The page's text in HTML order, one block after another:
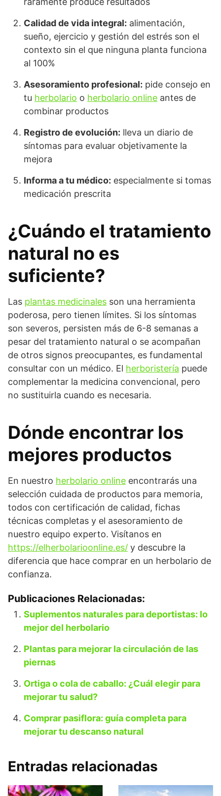
Calidad de vida integral: alimentación,
sueño, ejercicio y gestión del estrés son el
contexto sin el que ninguna planta funciona
al 100%
Asesoramiento profesional: pide consejo en
tu herbolario o herbolario online antes de
combinar productos
Registro de evolución: lleva un diario de
síntomas para evaluar objetivamente la
mejora
Informa a tu médico: especialmente si tomas
medicación prescrita
¿Cuándo el tratamiento
natural no es
suficiente?
Las plantas medicinales son una herramienta
poderosa, pero tienen límites. Si los síntomas
son severos, persisten más de 6-8 semanas a
pesar del tratamiento natural o se acompañan
de otros signos preocupantes, es fundamental
consultar con un médico. El herboristería puede
complementar la medicina convencional, pero
no sustituirla cuando es necesaria.
Dónde encontrar los
mejores productos
En nuestro herbolario online encontrarás una
selección cuidada de productos para memoria,
todos con certificación de calidad, fichas
técnicas completas y el asesoramiento de
nuestro equipo experto. Visítanos en
https://elherbolarioonline.es/ y descubre la
diferencia que hace comprar en un herbolario de
confianza.
Publicaciones Relacionadas:
Suplementos naturales para deportistas: lo
mejor del herbolario
Plantas para mejorar la circulación de las
piernas
Ortiga o cola de caballo: ¿Cuál elegir para
mejorar tu salud?
Comprar pasiflora: guía completa para
mejorar tu descanso natural
Entradas relacionadas